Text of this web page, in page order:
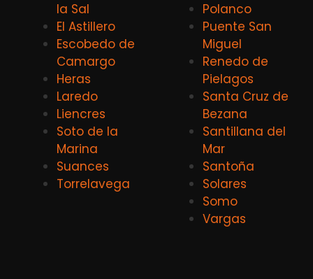
la Sal
El Astillero
Escobedo de
Camargo
Heras
Laredo
Liencres
Soto de la
Marina
Suances
Torrelavega
Polanco
Puente San
Miguel
Renedo de
Pielagos
Santa Cruz de
Bezana
Santillana del
Mar
Santoña
Solares
Somo
Vargas